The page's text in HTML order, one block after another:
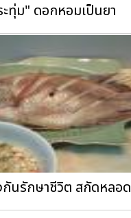
ทุ่ม" ดอกหอมเป็นยา
กันรักษาชีวิต สกัดหลอ